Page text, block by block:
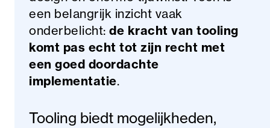
een belangrijk inzicht vaak
onderbelicht: de kracht van tooling
komt pas echt tot zijn recht met
een goed doordachte
implementatie.
Tooling biedt mogelijkheden,